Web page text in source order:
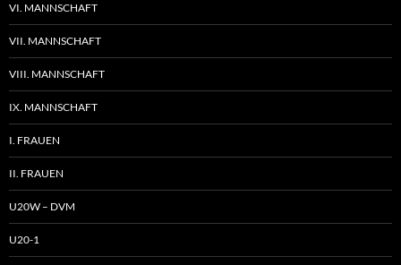
VI. MANNSCHAFT
VII. MANNSCHAFT
VIII. MANNSCHAFT
IX. MANNSCHAFT
I. FRAUEN
II. FRAUEN
U20W – DVM
U20-1